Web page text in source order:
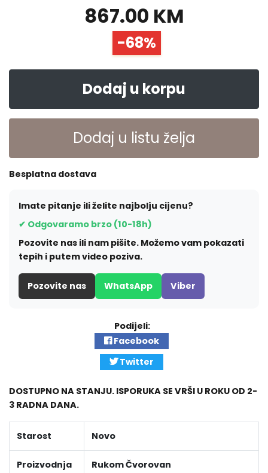
867.00 KM
-68%
Dodaj u korpu
Dodaj u listu želja
Besplatna dostava
Imate pitanje ili želite najbolju cijenu?
✔ Odgovaramo brzo (10-18h)
Pozovite nas ili nam pišite. Možemo vam pokazati
tepih i putem video poziva.
Pozovite nas WhatsApp Viber
Podijeli:
Facebook
Twitter
DOSTUPNO NA STANJU. ISPORUKA SE VRŠI U ROKU OD 2-
3 RADNA DANA.
Starost Novo
Proizvodnja Rukom Čvorovan